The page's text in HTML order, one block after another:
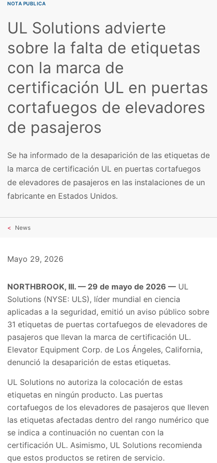
NOTA PUBLICA
UL Solutions advierte
sobre la falta de etiquetas
con la marca de
certificación UL en puertas
cortafuegos de elevadores
de pasajeros
Se ha informado de la desaparición de las etiquetas de
la marca de certificación UL en puertas cortafuegos
de elevadores de pasajeros en las instalaciones de un
fabricante en Estados Unidos.
News
Mayo 29, 2026
NORTHBROOK, Ill. — 29 de mayo de 2026 — UL
Solutions (NYSE: ULS), líder mundial en ciencia
aplicadas a la seguridad, emitió un aviso público sobre
31 etiquetas de puertas cortafuegos de elevadores de
pasajeros que llevan la marca de certificación UL.
Elevator Equipment Corp. de Los Ángeles, California,
denunció la desaparición de estas etiquetas.
UL Solutions no autoriza la colocación de estas
etiquetas en ningún producto. Las puertas
cortafuegos de los elevadores de pasajeros que lleven
las etiquetas afectadas dentro del rango numérico que
se indica a continuación no cuentan con la
certificación UL. Asimismo, UL Solutions recomienda
que estos productos se retiren de servicio.